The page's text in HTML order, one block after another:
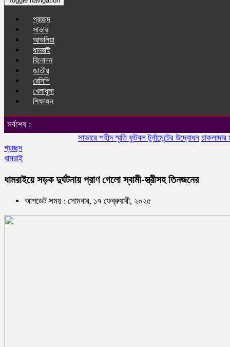
প্রচ্ছদ
সাভার
আশুলিয়া
ধামরাই
বিনোদন
জাতীয়
রেসিপি
খেলাধুলা
শিক্ষাঙ্গন
সর্বশেষ :
সাভারে শহীদ স্মৃতি ফুটবল টুর্নামেন্টের উদ্বোধন চাকলাদার
প্রচ্ছদ
ধামরাই
ধামরাইয়ে সড়ক দুর্ঘটনায় প্রাণ গেলো স্বামী-স্ত্রীসহ তিনজনের
আপডেট সময় : সোমবার, ১৭ ফেব্রুয়ারী, ২০২৫